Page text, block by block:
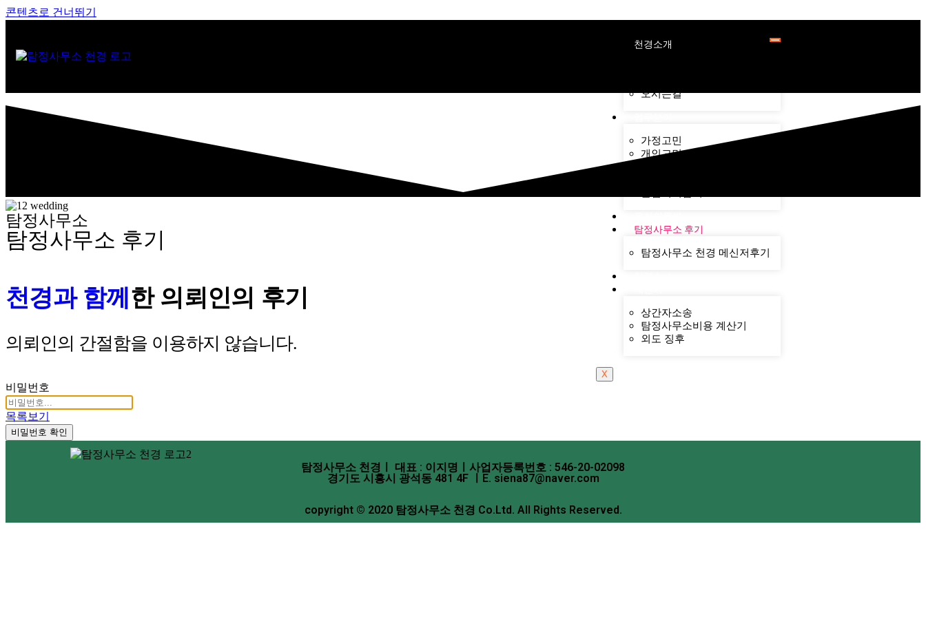
콘텐츠로 건너뛰기
천경소개
오시는길
가정고민
개인고민
탐정사무소 후기
탐정사무소 천경 메신저후기
상간자소송
탐정사무소비용 계산기
외도 징후
X
탐정사무소
탐정사무소 후기
천경과 함께한 의뢰인의 후기
의뢰인의 간절함을 이용하지 않습니다.
비밀번호
목록보기
비밀번호 확인
탐정사무소 천경ㅣ 대표 : 이지명ㅣ사업자등록번호 : 546-20-02098
경기도 시흥시 광석동 481 4F ㅣE. siena87@naver.com
copyright © 2020 탐정사무소 천경 Co.Ltd. All Rights Reserved.